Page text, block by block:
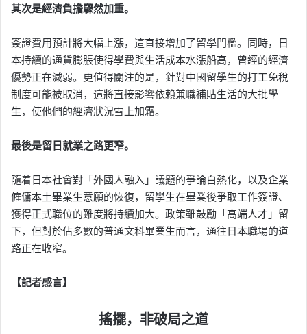
其次是經濟負擔驟然加重。
簽證費用預計將大幅上漲，這直接增加了留學門檻。同時，日
本持續的通貨膨脹使得學費與生活成本水漲船高，曾經的經濟
優勢正在減弱。更值得關注的是，針對中國留學生的打工免稅
制度可能被取消，這將直接影響依賴兼職補貼生活的大批學
生，使他們的經濟狀況雪上加霜。
最後是留日就業之路更窄。
隨着日本社會對「外國人融入」議題的爭論白熱化，以及企業
僱傭本土畢業生意願的恢復，留學生在畢業後爭取工作簽證、
獲得正式職位的難度將持續加大。政策雖鼓勵「高端人才」留
下，但對於佔多數的普通文科畢業生而言，通往日本職場的道
路正在收窄。
【記者感言】
搖擺，非破局之道